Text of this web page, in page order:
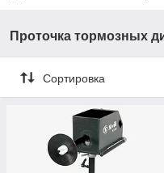
Проточка тормозных
Сортировка